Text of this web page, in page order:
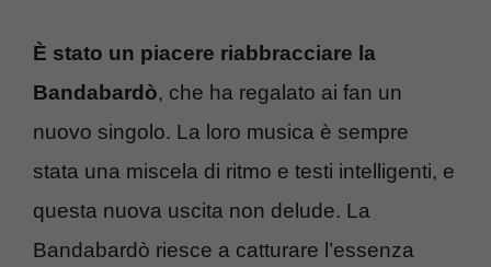
È stato un piacere riabbracciare la
Bandabardò, che ha regalato ai fan un
nuovo singolo. La loro musica è sempre
stata una miscela di ritmo e testi intelligenti, e
questa nuova uscita non delude. La
Bandabardò riesce a catturare l’essenza